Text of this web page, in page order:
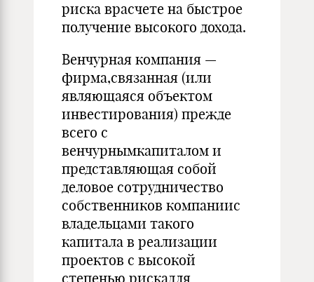
риска врасчете на быстрое
получение высокого дохода.
Венчурная компания —
фирма,связанная (или
являющаяся объектом
инвестирования) прежде
всего с
венчурнымкапиталом и
представляющая собой
деловое сотрудничество
собственников компаниис
владельцами такого
капитала в реализации
проектов с высокой
степенью рискадля